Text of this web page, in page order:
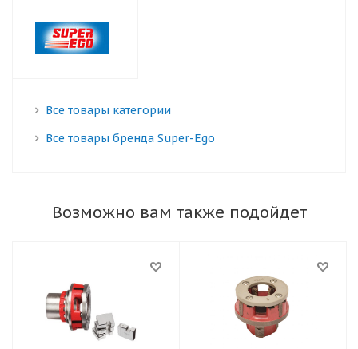
Все товары категории
Все товары бренда Super-Ego
Возможно вам также подойдет